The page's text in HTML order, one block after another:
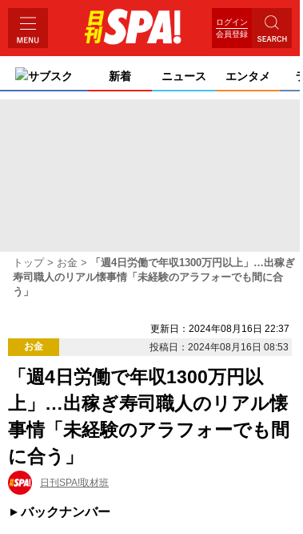
ログイン
会員登録
サブスク 新着 ニュース エンタメ
トップ お金
「週4日労働で年収1300万円以上」…出稼ぎ
寿司職人のリアル懐事情「未経験のアラフォーでも間に合
う」
更新日：2024年08月16日 22:37
お金
投稿日：2024年08月16日 08:53
「週4日労働で年収1300万円以
上」…出稼ぎ寿司職人のリアル懐
事情「未経験のアラフォーでも間
に合う」
日刊SPA!取材班
バックナンバー